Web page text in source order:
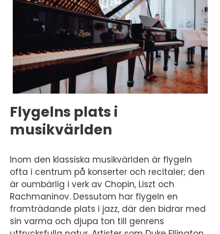
Flygelns plats i
musikvärlden
Inom den klassiska musikvärlden är flygeln
ofta i centrum på konserter och recitaler; den
är oumbärlig i verk av Chopin, Liszt och
Rachmaninov. Dessutom har flygeln en
framträdande plats i jazz, där den bidrar med
sin varma och djupa ton till genrens